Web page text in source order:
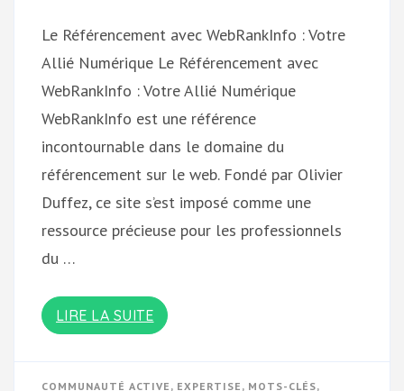
Le Référencement avec WebRankInfo : Votre
Allié Numérique Le Référencement avec
WebRankInfo : Votre Allié Numérique
WebRankInfo est une référence
incontournable dans le domaine du
référencement sur le web. Fondé par Olivier
Duffez, ce site s’est imposé comme une
ressource précieuse pour les professionnels
du …
LIRE LA SUITE
COMMUNAUTÉ ACTIVE , EXPERTISE , MOTS-CLÉS,